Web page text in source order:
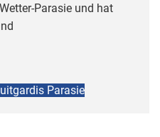
Parasie und hat
Parasie